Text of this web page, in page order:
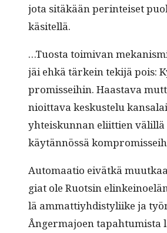
jota sitäkään per­in­teiset
käsitellä.
…Tuos­ta toimi­van
jäi ehkä tärkein tek­i­jä pois:
pro­mis­sei­hin. Haas­ta­va
nioit­ta­va keskustelu
yhteiskun­nan eli­it­tien välil­lä
käytän­nössä
Automaa­tio eivätkä
giat ole Ruotsin
lä ammat­tiy­hdis­tyli­ike ja
Ånger­ma­joen tapah­tu­mista